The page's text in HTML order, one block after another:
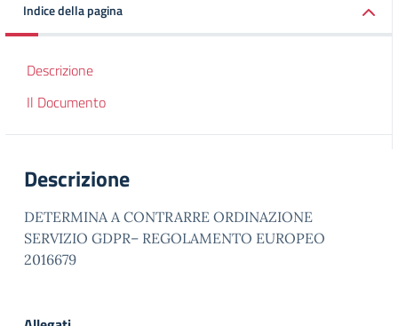
Indice della pagina
Descrizione
Il Documento
Descrizione
DETERMINA A CONTRARRE ORDINAZIONE
SERVIZIO GDPR– REGOLAMENTO EUROPEO
2016679